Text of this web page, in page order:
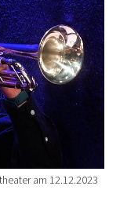
am 12.12.2023